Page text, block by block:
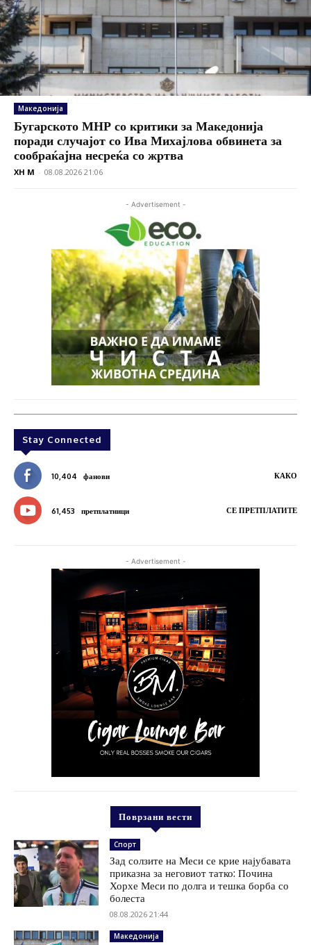
Македонија
Бугарското МНР со критики за Македонија
поради случајот со Ива Михајлова обвинета за
сообраќајна несреќа со жртва
XH M - 08.08.2026 21:06
- Advertisement -
Stay Connected
10,404 фанови КАКО
61,453 претплатници СЕ ПРЕТПЛАТИТЕ
- Advertisement -
Поврзани вести
Спорт
Зад солзите на Меси се крие најубавата
приказна за неговиот татко: Почина
Хорхе Меси по долга и тешка борба со
болеста
08.08.2026 21:44
Македонија